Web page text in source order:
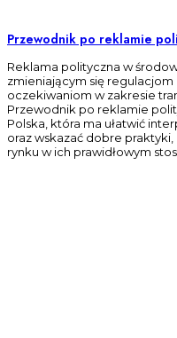
Przewodnik po reklamie
Reklama polityczna w
zmieniającym się
oczekiwaniom w zakresie
Przewodnik po reklamie
Polska, która ma ułatwić
oraz wskazać dobre
rynku w ich prawidłowym